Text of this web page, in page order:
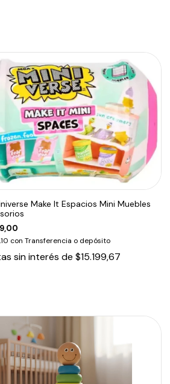
Make It Espacios Mini Muebles
con Transferencia o depósito
sin interés de $15.199,67